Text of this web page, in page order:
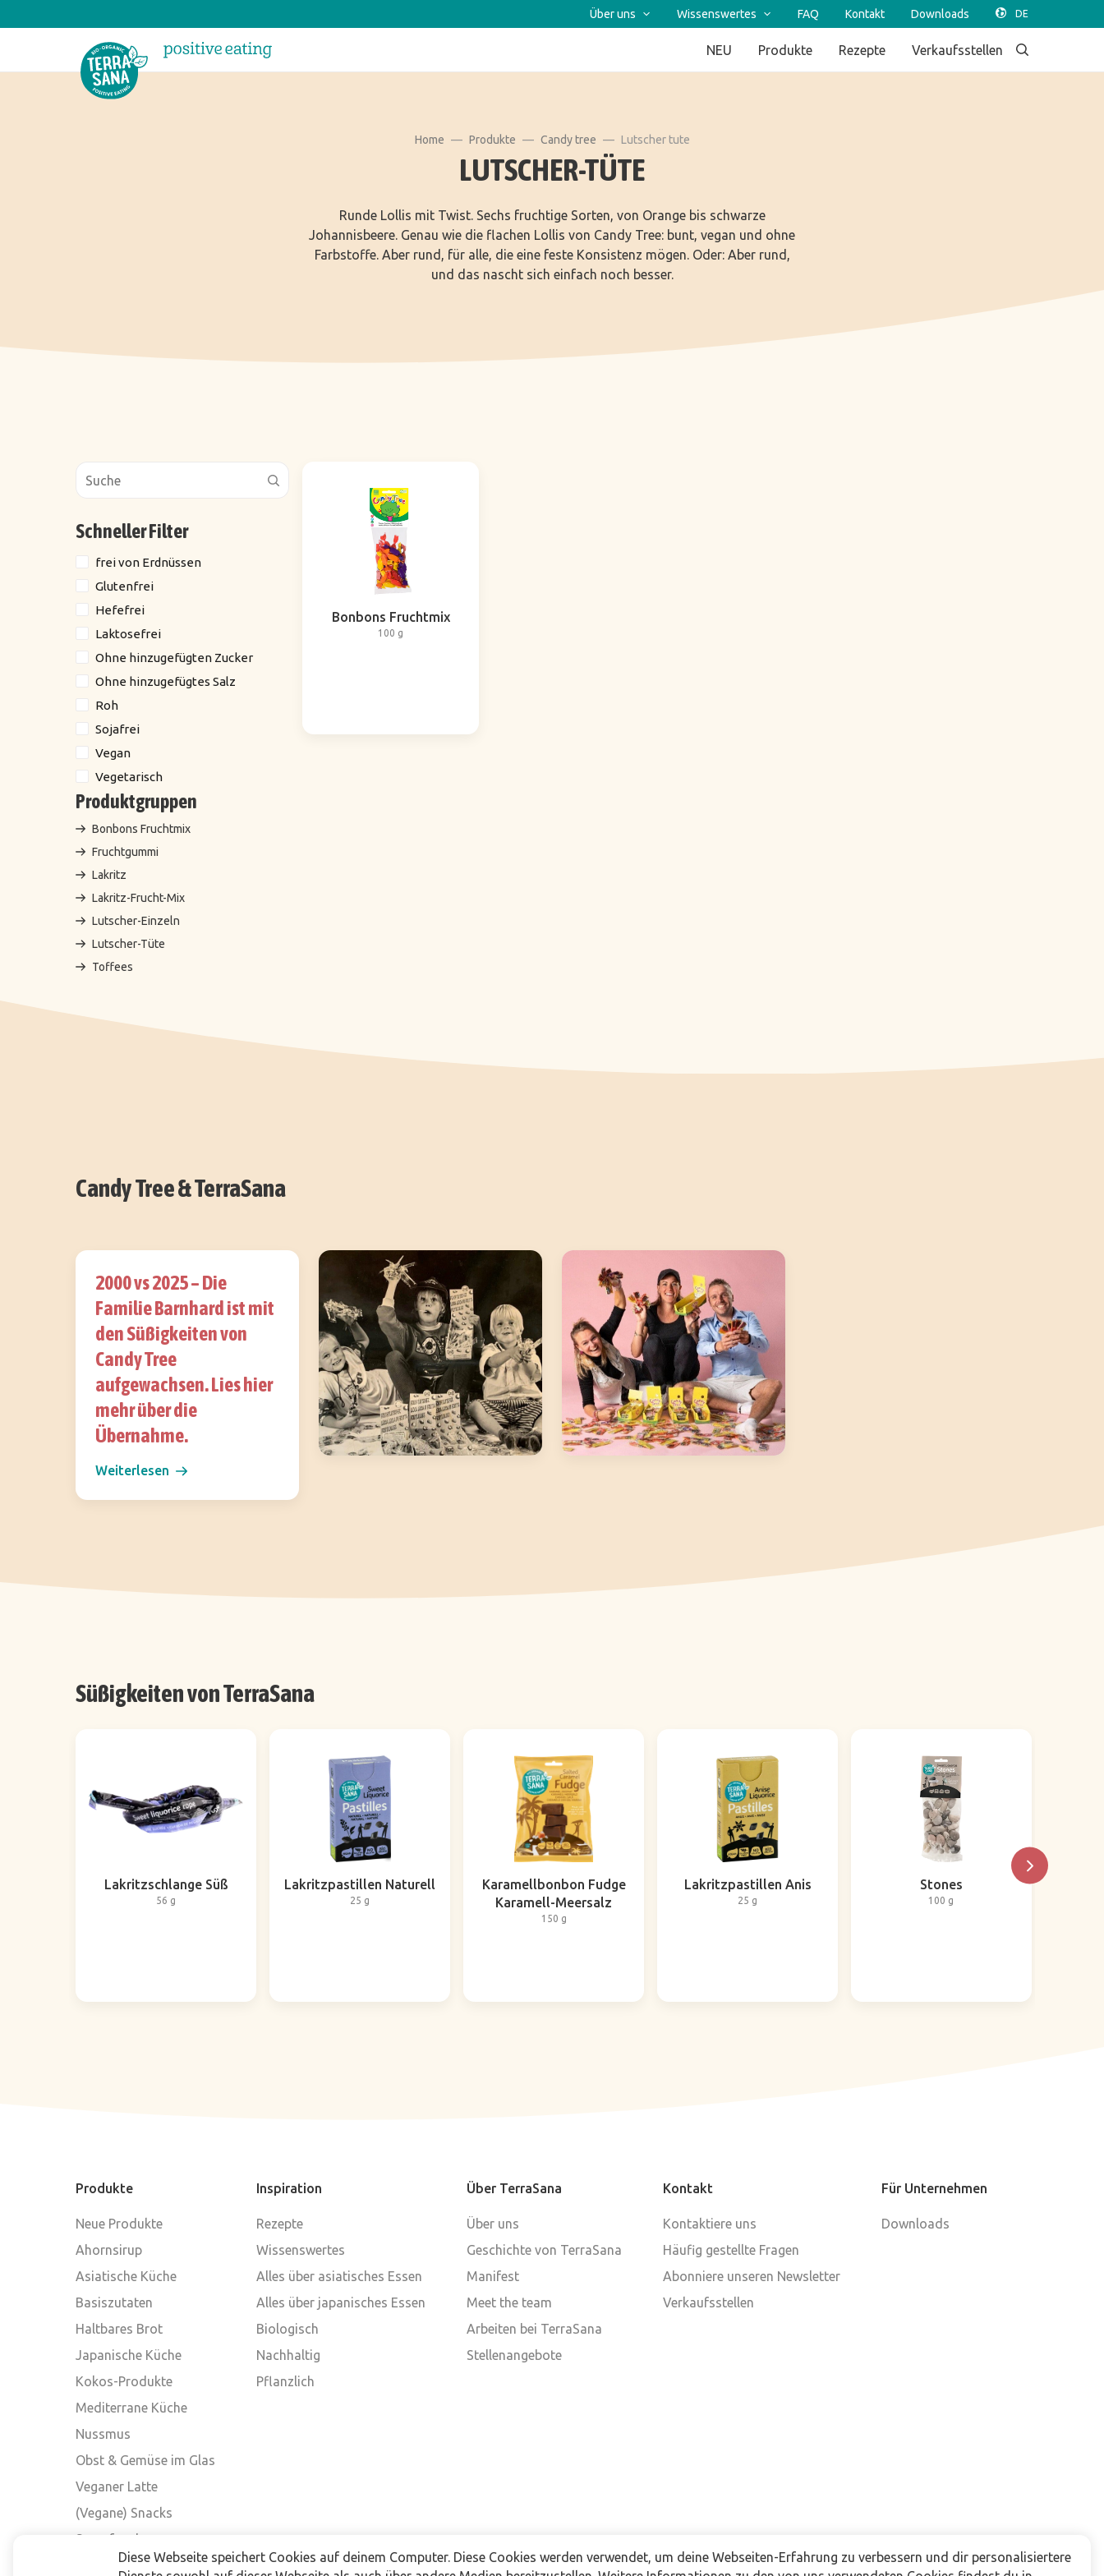
Über uns Wissenswertes FAQ Kontakt Downloads
NEU Produkte Rezepte Verkaufsstellen
Home Produkte Candy tree Lutscher tute
LUTSCHER-TÜTE
Runde Lollis mit Twist. Sechs fruchtige Sorten, von Orange bis schwarze
Johannisbeere. Genau wie die flachen Lollis von Candy Tree: bunt, vegan und ohne
Farbstoffe. Aber rund, für alle, die eine feste Konsistenz mögen. Oder: Aber rund,
und das nascht sich einfach noch besser.
Schneller Filter
frei von Erdnüssen
Glutenfrei
Hefefrei
Laktosefrei
Ohne hinzugefügten Zucker
Ohne hinzugefügtes Salz
Roh
Sojafrei
Vegan
Vegetarisch
Produktgruppen
Bonbons Fruchtmix
Fruchtgummi
Lakritz
Lakritz-Frucht-Mix
Lutscher-Einzeln
Lutscher-Tüte
Toffees
Bonbons Fruchtmix
100 g
Candy Tree & TerraSana
2000 vs 2025 – Die
Familie Barnhard ist mit
den Süßigkeiten von
Candy Tree
aufgewachsen. Lies hier
mehr über die
Übernahme.
Weiterlesen
Süßigkeiten von TerraSana
Lakritzschlange Süß
56 g
Lakritzpastillen Naturell
25 g
Karamellbonbon Fudge
Karamell-Meersalz
150 g
Lakritzpastillen Anis
25 g
Stones
100 g
Produkte
Neue Produkte
Ahornsirup
Asiatische Küche
Basiszutaten
Haltbares Brot
Japanische Küche
Kokos-Produkte
Mediterrane Küche
Nussmus
Obst & Gemüse im Glas
Veganer Latte
(Vegane) Snacks
Superfood
Andere Marken
Inspiration
Rezepte
Wissenswertes
Alles über asiatisches Essen
Alles über japanisches Essen
Biologisch
Nachhaltig
Pflanzlich
Über TerraSana
Über uns
Geschichte von TerraSana
Manifest
Meet the team
Arbeiten bei TerraSana
Stellenangebote
Kontakt
Kontaktiere uns
Häufig gestellte Fragen
Abonniere unseren Newsletter
Verkaufsstellen
Für Unternehmen
Downloads
Diese Webseite speichert Cookies auf deinem Computer. Diese Cookies werden verwendet, um deine Webseiten-Erfahrung zu verbessern und dir personalisiertere